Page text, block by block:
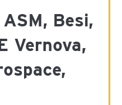
Besi,
Vernova,